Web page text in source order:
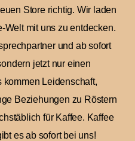
Store richtig. Wir laden
Welt mit uns zu entdecken.
und ab sofort
jetzt nur einen
kommen Leidenschaft,
Beziehungen zu Röstern
für Kaffee. Kaffee
es ab sofort bei uns!